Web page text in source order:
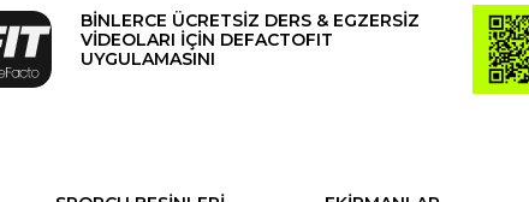
BİNLERCE ÜCRETSİZ DERS & EGZERSİZ
VİDEOLARI İÇİN DEFACTOFIT
UYGULAMASINI